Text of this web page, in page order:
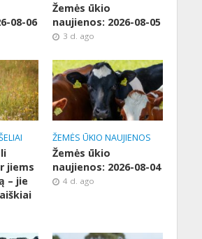
08-06
Žemės ūkio
naujienos: 2026-08-05
3 d. ago
jiems
– jie
ŽEMĖS ŪKIO NAUJIENOS
Žemės ūkio
naujienos: 2026-08-04
4 d. ago